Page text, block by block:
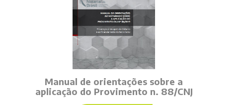
Manual de orientações sobre a
aplicação do Provimento n. 88/CNJ